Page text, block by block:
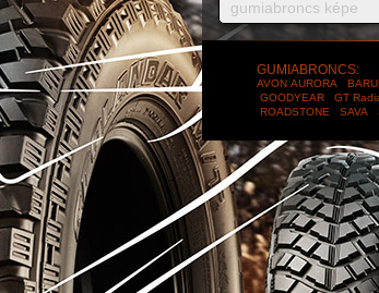
GUMIABRONCS:
AVON AURORA
GOODYEAR
GT
ROADSTONE
SAVA